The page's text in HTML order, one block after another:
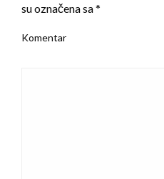
su označena sa*
Komentar